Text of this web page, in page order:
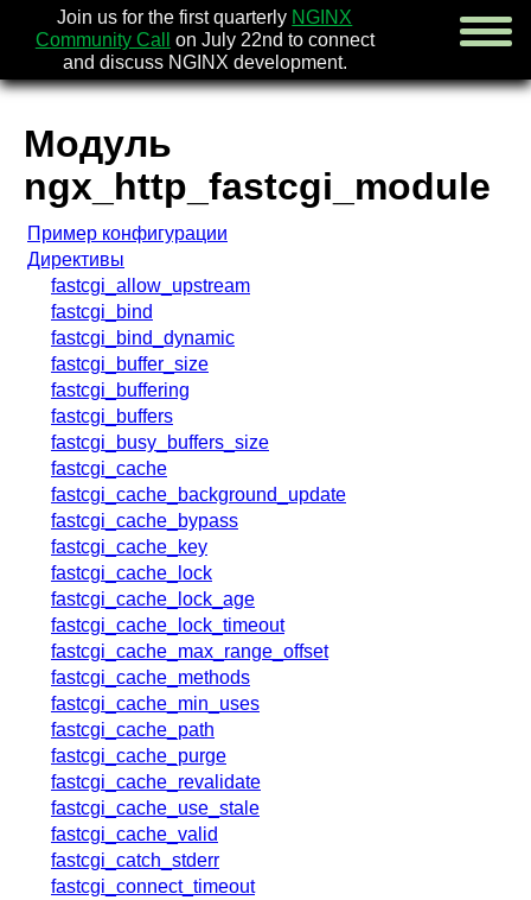
Join us for the first quarterly NGINX
Community Call
on July 22nd to connect
and discuss NGINX development.
english
русский
Модуль
ngx_http_fastcgi_module
Пример конфигурации
Директивы
fastcgi_allow_upstream
fastcgi_bind
fastcgi_bind_dynamic
fastcgi_buffer_size
fastcgi_buffering
fastcgi_buffers
fastcgi_busy_buffers_size
fastcgi_cache
fastcgi_cache_background_update
fastcgi_cache_bypass
fastcgi_cache_key
fastcgi_cache_lock
fastcgi_cache_lock_age
fastcgi_cache_lock_timeout
fastcgi_cache_max_range_offset
fastcgi_cache_methods
fastcgi_cache_min_uses
fastcgi_cache_path
fastcgi_cache_purge
fastcgi_cache_revalidate
fastcgi_cache_use_stale
fastcgi_cache_valid
fastcgi_catch_stderr
fastcgi_connect_timeout